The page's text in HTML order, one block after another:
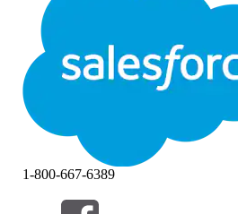
1-800-667-6389